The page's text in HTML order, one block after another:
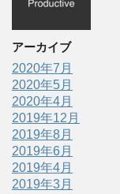
アーカイブ
2020年7月
2020年5月
2020年4月
2019年12月
2019年8月
2019年6月
2019年4月
2019年3月